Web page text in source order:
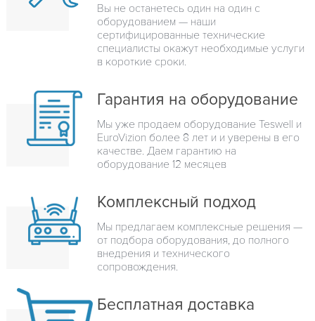
Вы не останетесь один на один с
оборудованием — наши
сертифицированные технические
специалисты окажут необходимые услуги
в короткие сроки.
Гарантия на оборудование
Мы уже продаем оборудование Teswell и
EuroVizion более 8 лет и и уверены в его
качестве. Даем гарантию на
оборудование 12 месяцев
Комплексный подход
Мы предлагаем комплексные решения —
от подбора оборудования, до полного
внедрения и технического
сопровождения.
Бесплатная доставка